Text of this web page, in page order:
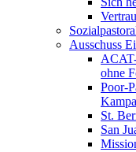
Ausschuss
ohne
Poor-
St.
San